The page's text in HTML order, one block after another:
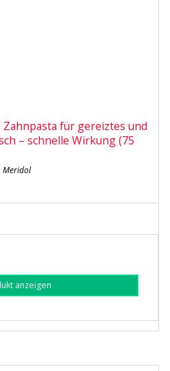
für gereiztes und
– schnelle Wirkung (75
Meridol
anzeigen